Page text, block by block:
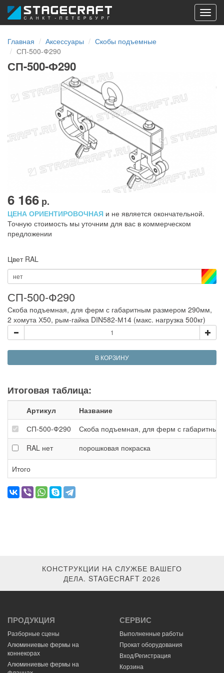
Главная
Аксессуары
Скобы подъемные
СП-500-Ф290
СП-500-Ф290
6 166 р.
ЦЕНА ОРИЕНТИРОВОЧНАЯ и не является окончательной.
Точную стоимость мы уточним для вас в коммерческом
предложении
Цвет RAL
нет
СП-500-Ф290
Скоба подъемная, для ферм с габаритным размером 290мм,
2 хомута Х50, рым-гайка DIN582-М14 (макс. нагрузка 500кг)
В КОРЗИНУ
Итоговая таблица:
Артикул
Название
СП-500-Ф290
Скоба подъемная, для ферм с
RAL нет порошковая покраска
Итого
КОНСТРУКЦИИ НА СЛУЖБЕ ВАШЕГО
ДЕЛА. STAGEСRAFT 2026
ПРОДУКЦИЯ
Разборные сцены
Алюминиевые фермы на
коннекорах
Алюминиевые фермы на
СЕРВИС
Выполненные работы
Прокат оборудования
Вход/Регистрация
Корзина